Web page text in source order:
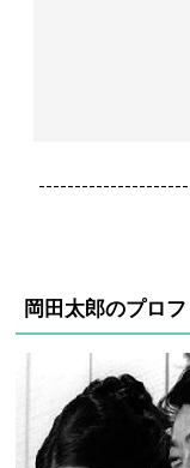
岡田太郎のプロ